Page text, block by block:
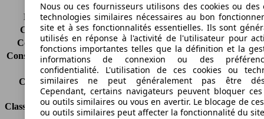
Émissions de CO2*
164 g/km (komb.)
Consommation (ville)
8.4 l/100km
Consommation (route)
4.9 l/100km
Consommation (combinée)*
6.2 l/100km
Classe d'émissions
Euro 4
Capacité du réservoir
61.5 l
Classes d'assurance
Nous ou ces fournisseurs utilisons des cookies ou des
technologies similaires nécessaires au bon
site et à ses fonctionnalités essentielles. Ils sont
utilisés en réponse à l'activité de l'utilisateur pour
fonctions importantes telles que la définition et la
informations de connexion ou des
confidentialité. L'utilisation de ces cookies ou
similaires ne peut généralement pas être
Cependant, certains navigateurs peuvent bloquer ces
ou outils similaires ou vous en avertir. Le blocage de
ou outils similaires peut affecter la fonctionnalité du